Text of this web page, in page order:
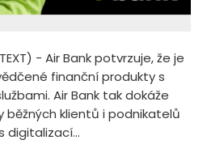
- Air Bank potvrzuje, že je
finanční produkty s
Air Bank tak dokáže
klientů i podnikatelů
digitalizací...